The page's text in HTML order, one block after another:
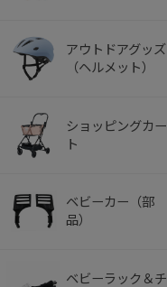
アウトドアグッズ
（ヘルメット）
ショッピングカー
ト
ベビーカー（部
品）
ベビーラック＆チ